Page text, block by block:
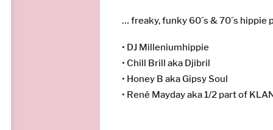
… freaky, funky 60´s & 70´s hippie
• DJ Milleniumhippie
• Chill Brill aka Djibril
• Honey B aka Gipsy Soul
• René Mayday aka 1/2 part of